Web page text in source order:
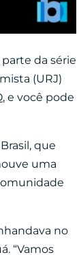
da série
(URJ)
e você pode
que
uma
no
“Vamos